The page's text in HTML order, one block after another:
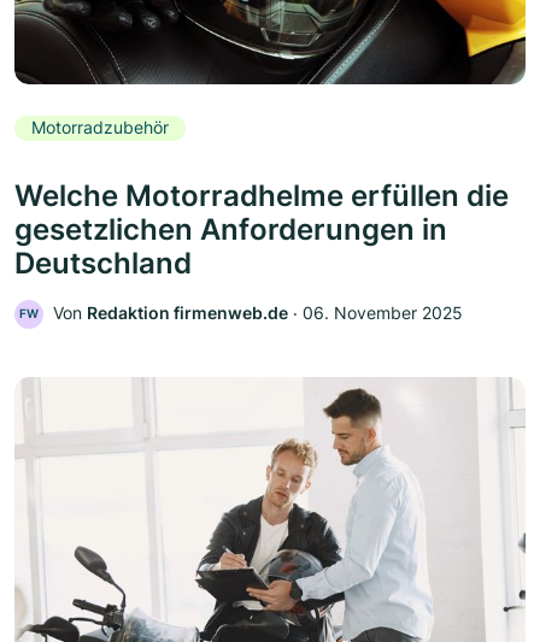
Motorradzubehör
Welche Motorradhelme erfüllen die
gesetzlichen Anforderungen in
Deutschland
FW Von Redaktion firmenweb.de ‧ 06. November 2025